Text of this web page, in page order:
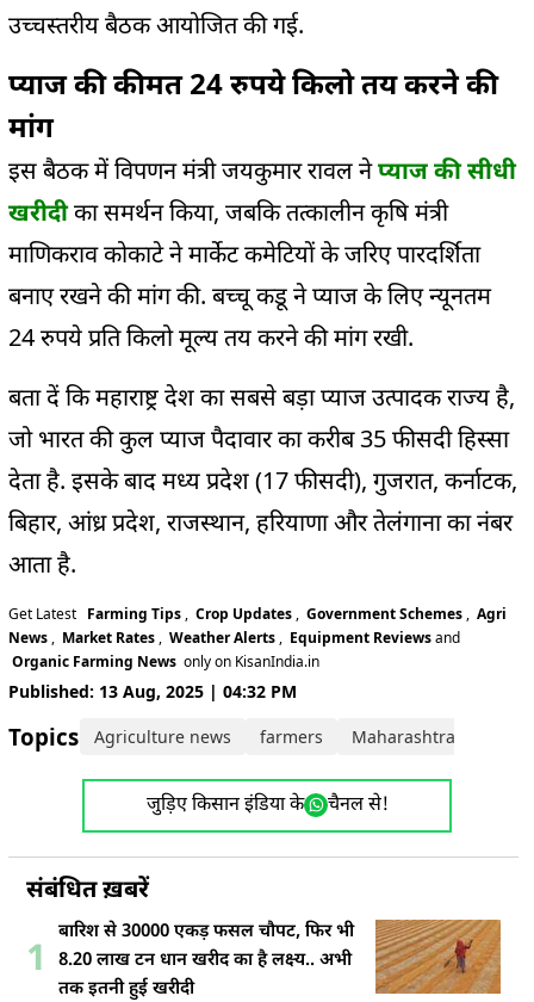
उच्चस्तरीय बैठक आयोजित की गई.
प्याज की कीमत 24 रुपये किलो तय करने की
मांग
इस बैठक में विपणन मंत्री जयकुमार रावल नेप्याज की सीधी
खरीदीका समर्थन किया, जबकि तत्कालीन कृषि मंत्री
माणिकराव कोकाटे ने मार्केट कमेटियों के जरिए पारदर्शिता
बनाए रखने की मांग की. बच्चू कडू ने प्याज के लिए न्यूनतम
24 रुपये प्रति किलो मूल्य तय करने की मांग रखी.
बता दें कि महाराष्ट्र देश का सबसे बड़ा प्याज उत्पादक राज्य है,
जो भारत की कुल प्याज पैदावार का करीब 35 फीसदी हिस्सा
देता है. इसके बाद मध्य प्रदेश (17 फीसदी), गुजरात, कर्नाटक,
बिहार, आंध्र प्रदेश, राजस्थान, हरियाणा और तेलंगाना का नंबर
आता है.
Get Latest Farming Tips , Crop Updates , Government Schemes , Agri
News , Market Rates , Weather Alerts , Equipment Reviewsand
Organic Farming News only on KisanIndia.in
Published: 13 Aug, 2025 | 04:32 PM
Topics: Agriculture news farmers Maharashtra News
जुड़िए किसान इंडिया के चैनल से!
संबंधित ख़बरें
1
बारिश से 30000 एकड़ फसल चौपट, फिर भी
8.20 लाख टन धान खरीद का है लक्ष्य.. अभी
तक इतनी हुई खरीदी